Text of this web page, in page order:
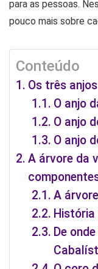
para as pessoas.
pouco mais sobre
Conteúdo
Os três
O anjo
O anjo
O anjo
A árvore da
A
De